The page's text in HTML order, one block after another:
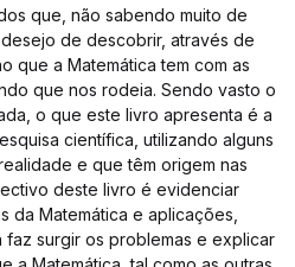
que, não sabendo muito de
de descobrir, através de
que a Matemática tem com as
que nos rodeia. Sendo vasto o
o que este livro apresenta é a
científica, utilizando alguns
e que têm origem nas
deste livro é evidenciar
da Matemática e aplicações,
faz surgir os problemas e explicar